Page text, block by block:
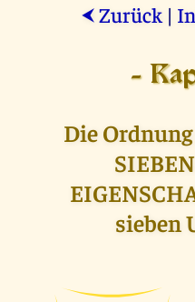
⮜ Zurück |
-
Die
sieben